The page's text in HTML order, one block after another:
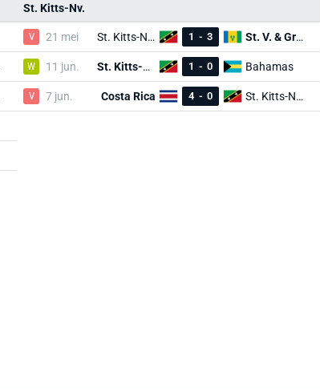
St. Kitts-Nv.
V 21 mei St. Kitts-Nv. 1 - 3 St. V. & Gren.
W 11 jun. St. Kitts-Nv. 1 - 0 Bahamas
V 7 jun. Costa Rica 4 - 0 St. Kitts-Nv.